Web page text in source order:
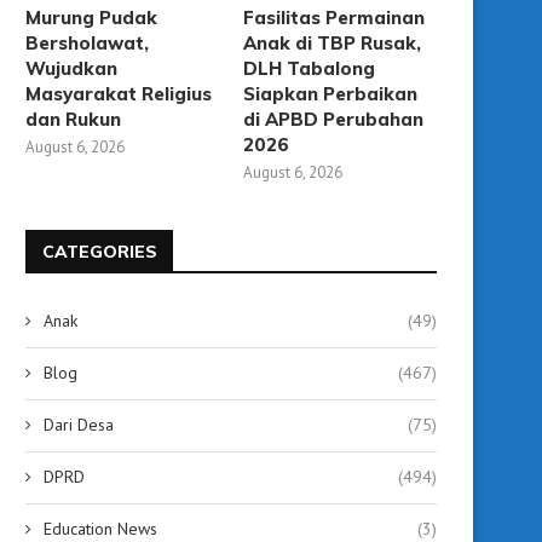
Murung Pudak
Bersholawat,
Wujudkan
Masyarakat Religius
dan Rukun
August 6, 2026
Fasilitas Permainan
Anak di TBP Rusak,
DLH Tabalong
Siapkan Perbaikan
di APBD Perubahan
2026
August 6, 2026
CATEGORIES
Anak (49)
Blog (467)
Dari Desa (75)
DPRD (494)
Education News (3)